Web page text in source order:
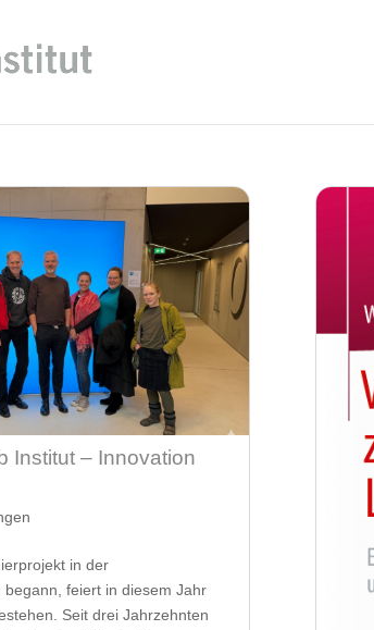
Institut – Innovation
in der
begann, feiert in diesem Jahr
Seit drei Jahrzehnten